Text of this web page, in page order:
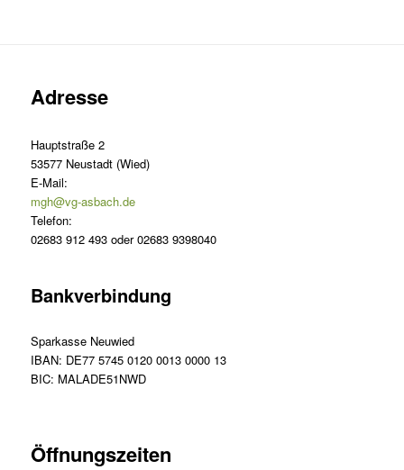
Adresse
Hauptstraße 2
53577 Neustadt (Wied)
E-Mail:
mgh@vg-asbach.de
Telefon:
02683 912 493 oder 02683 9398040
Bankverbindung
Sparkasse Neuwied
IBAN: DE77 5745 0120 0013 0000 13
BIC: MALADE51NWD
Öffnungszeiten